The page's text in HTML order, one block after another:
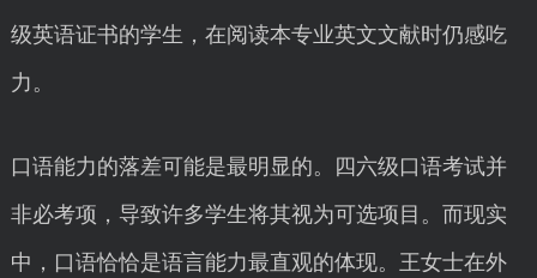
级英语证书的学生，在阅读本专业英文文献时仍感吃
力。
口语能力的落差可能是最明显的。四六级口语考试并
非必考项，导致许多学生将其视为可选项目。而现实
中，口语恰恰是语言能力最直观的体现。王女士在外